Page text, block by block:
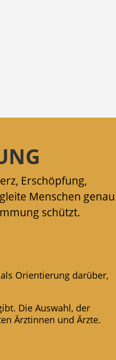
Erschöpfung,
Menschen genau
schützt.
Orientierung darüber,
Die Auswahl, der
Ärztinnen und Ärzte.